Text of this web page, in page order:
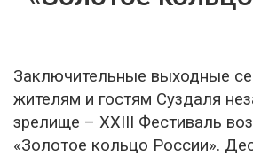
Заключительные выходные
жителям и гостям Суздаля
зрелище – XXIII Фестиваль
«Золотое кольцо России».